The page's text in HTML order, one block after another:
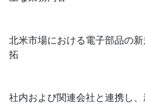
北米市場における電子部品の
拓
社内および関連会社と連携し